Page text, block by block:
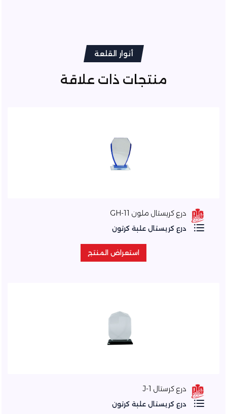
أنوار القلعة
منتجات ذات علاقة
درع كريستال ملون GH-11
درع كريستال علبة كرتون
استعراض المنتج
استعراض المنتج
درع كرستال J-1
درع كريستال علبة كرتون